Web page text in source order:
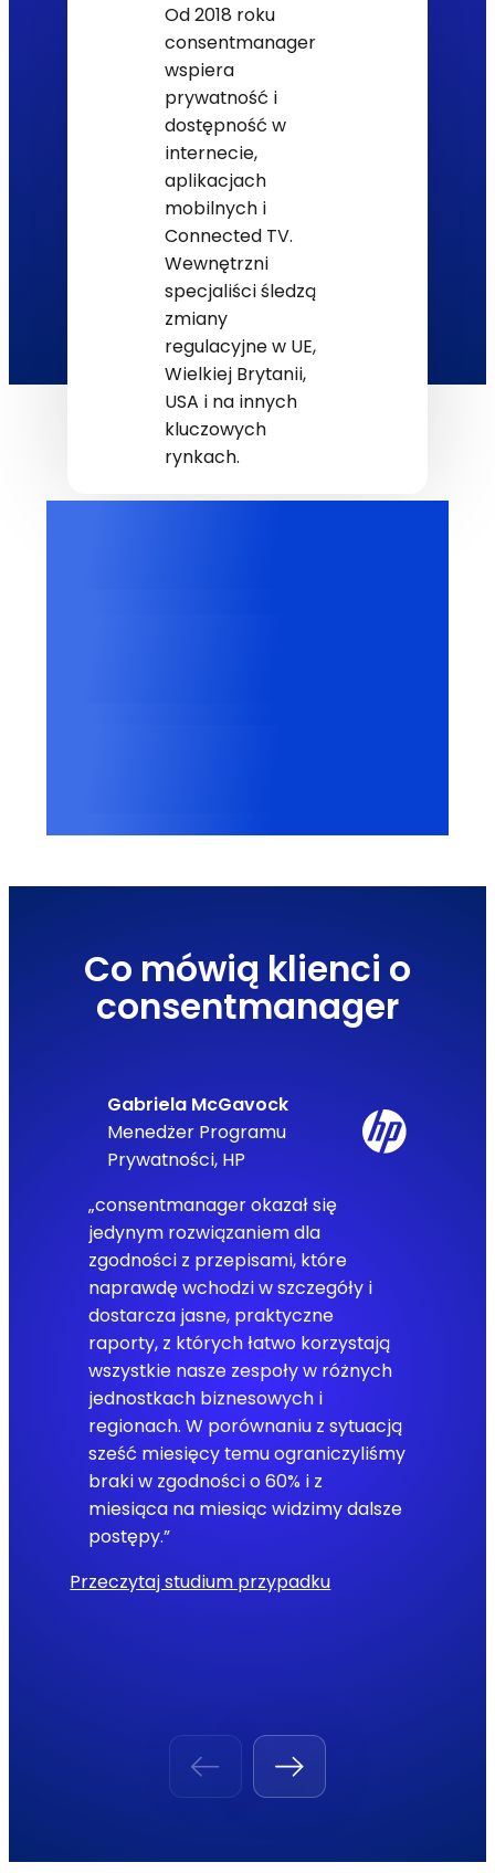
Od 2018 roku
consentmanager
wspiera
prywatność i
dostępność w
internecie,
aplikacjach
mobilnych i
Connected TV.
Wewnętrzni
specjaliści śledzą
zmiany
regulacyjne w UE,
Wielkiej Brytanii,
USA i na innych
kluczowych
rynkach.
Co mówią klienci o
consentmanager
Gabriela McGavock
Menedżer Programu
Prywatności, HP
„consentmanager okazał się
jedynym rozwiązaniem dla
zgodności z przepisami, które
naprawdę wchodzi w szczegóły i
dostarcza jasne, praktyczne
raporty, z których łatwo korzystają
wszystkie nasze zespoły w różnych
jednostkach biznesowych i
regionach. W porównaniu z sytuacją
sześć miesięcy temu ograniczyliśmy
braki w zgodności o 60% i z
miesiąca na miesiąc widzimy dalsze
postępy.”
Przeczytaj studium przypadku